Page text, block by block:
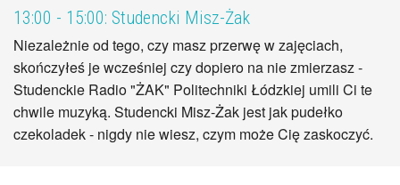
13:00 - 15:00: Studencki Misz-Żak
Niezależnie od tego, czy masz przerwę w zajęciach,
skończyłeś je wcześniej czy dopiero na nie zmierzasz -
Studenckie Radio "ŻAK" Politechniki Łódzkiej umili Ci te
chwile muzyką. Studencki Misz-Żak jest jak pudełko
czekoladek - nigdy nie wiesz, czym może Cię zaskoczyć.